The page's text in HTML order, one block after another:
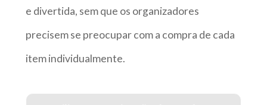
e divertida, sem que os organizadores
precisem se preocupar com a compra de cada
item individualmente.